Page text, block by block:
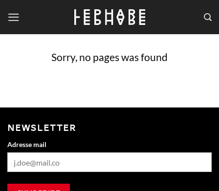
Sorry, no pages was found
NEWSLETTER
Adresse mail